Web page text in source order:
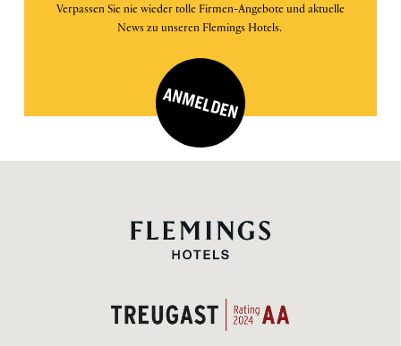
Verpassen Sie nie wieder tolle Firmen-Angebote und aktuelle
News zu unseren Flemings Hotels.
ANMELDEN